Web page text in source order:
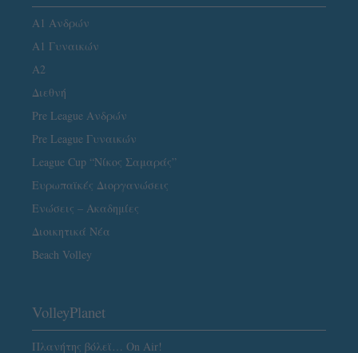
Α1 Ανδρών
Α1 Γυναικών
A2
Διεθνή
Pre League Ανδρών
Pre League Γυναικών
League Cup “Νίκος Σαμαράς”
Ευρωπαϊκές Διοργανώσεις
Ενώσεις – Ακαδημίες
Διοικητικά Νέα
Beach Volley
VolleyPlanet
Πλανήτης βόλεϊ… On Air!